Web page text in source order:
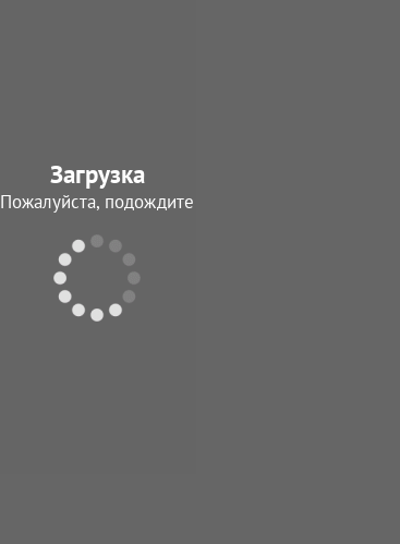
Загрузка
Пожалуйста, подождите